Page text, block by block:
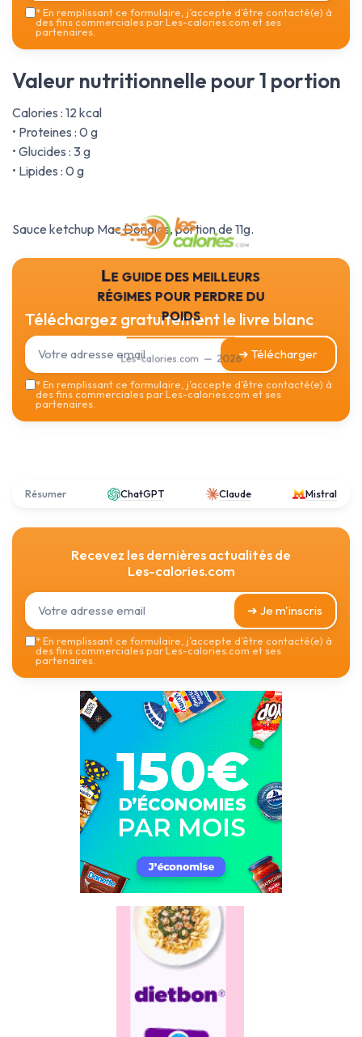
*En remplissant ce formulaire, j’accepte d’être contacté(e) à
des fins commerciales par Les-calories.com et ses
partenaires.
Valeur nutritionnelle pour 1 portion
Calories : 12 kcal
• Proteines : 0 g
• Glucides : 3 g
• Lipides : 0 g
Sauce ketchup Mac Donalds, portion de 11g.
Le guide des meilleurs
régimes pour perdre du
poids
Les-calories.com — 2026
Téléchargez gratuitement le livre blanc
➔ Télécharger
*En remplissant ce formulaire, j’accepte d’être contacté(e) à
des fins commerciales par Les-calories.com et ses
partenaires.
Résumer ChatGPT Claude Mistral
Recevez les dernières actualités de
Les-calories.com
➔ Je m'inscris
*En remplissant ce formulaire, j’accepte d’être contacté(e) à
des fins commerciales par Les-calories.com et ses
partenaires.